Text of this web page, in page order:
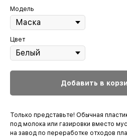
Модель
Цвет
Добавить в
Только представьте! Обычная
под молока или газировки вместо
на завод по переработке отходов